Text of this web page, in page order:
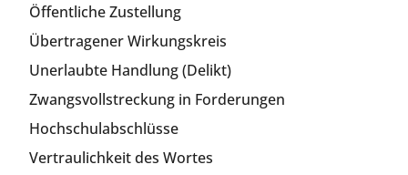
Öffentliche Zustellung
Übertragener Wirkungskreis
Unerlaubte Handlung (Delikt)
Zwangsvollstreckung in Forderungen
Hochschulabschlüsse
Vertraulichkeit des Wortes